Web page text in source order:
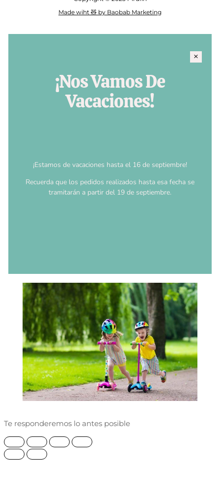
Made wiht 🧸 by Baobab Marketing
¡Nos Vamos De
Vacaciones!
¡Estamos de vacaciones hasta el 16 de septiembre!
Recuerda que los pedidos realizados hasta esa fecha se
tramitarán a partir del 19 de septiembre.
Te responderemos lo antes posible